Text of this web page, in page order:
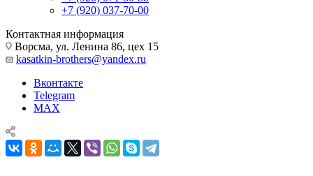
+7 (920) 037-70-00
Контактная информация
Ворсма, ул. Ленина 86, цех 15
kasatkin-brothers@yandex.ru
Вконтакте
Telegram
MAX